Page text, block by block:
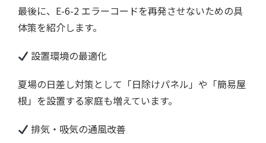
最後に、E-6-2 エラーコードを再発させないための具
体策を紹介します。
設置環境の最適化
夏場の日差し対策として「日除けパネル」や「簡易屋
根」を設置する家庭も増えています。
排気・吸気の通風改善